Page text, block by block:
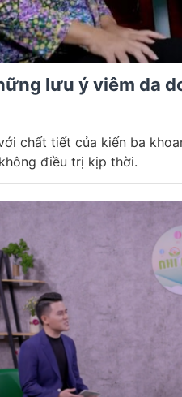
lưu ý viêm da
chất tiết của kiến ba
điều trị kịp thời.